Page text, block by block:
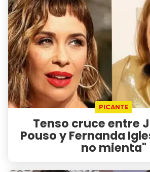
PICANTE
Tenso cruce entre
Pouso y Fernanda
no mienta"